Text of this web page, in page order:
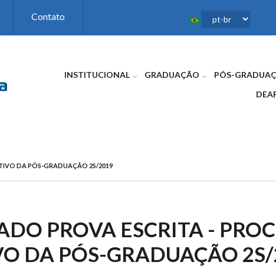
Contato
INSTITUCIONAL GRADUAÇÃO PÓS-
DA PÓS-GRADUAÇÃO 2S/2019
PROVA ESCRITA -
DA PÓS-GRADUAÇÃO